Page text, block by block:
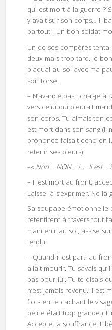
qui est mort à la guerre ?
y avait sur son corps… Il
partout ! Un bon soldat
Un de ses compères
deux mais trop tard. Je
plaquai au sol avec ma
son torse.
– N’avance pas ! criai-je à
vers celui qui pleurait
son corps. Tu aimais ton
est mort dans son sang (il
prononcé faisait écho en
retenir ses pleurs)
–« Non… NON… ! … Il est…
– Il est mort au front,
Laisse-là s’exprimer. Ne
Sa soupape émotionnelle
retentirent à travers tout
maintenir au sol, assise
tendu.
– Quand il est parti au
allait mourir. Tu savais
pas pour lui. Tu te disais
n’est jamais revenu. Il est
flots en te cachant le
peine était trop grande.)
Accepte ta souffrance.